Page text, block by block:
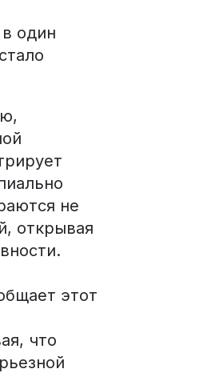
один
не
открывая
этот
что